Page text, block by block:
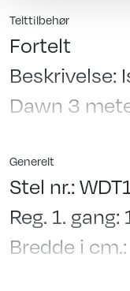
Telttilbehør
Fortelt
Beskrivelse:
Dawn 3
Generelt
Stel nr.:
Reg. 1.
Bredde i
Garanti: